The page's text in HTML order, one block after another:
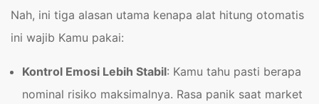
Nah, ini tiga alasan utama kenapa alat hitung otomatis
ini wajib Kamu pakai:
Kontrol Emosi Lebih Stabil: Kamu tahu pasti berapa
nominal risiko maksimalnya. Rasa panik saat market